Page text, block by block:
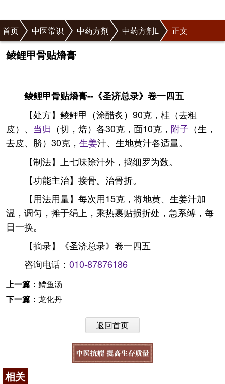
首页 中医常识 中药方剂 中药方剂L 正文
鲮鲤甲骨贴熁膏
鲮鲤甲骨贴熁膏--《圣济总录》卷一四五
【处方】鲮鲤甲（涂醋炙）90克，桂（去粗
皮）、 当归 （切，焙）各30克，面10克， 附子 （生，
去皮、脐）30克， 生姜汁、生地黄汁各适量。
【制法】上七味除汁外，捣细罗为数。
【功能主治】接骨。治骨折。
【用法用量】每次用15克，将地黄、生姜汁加
温，调匀，摊于绢上，乘热裹贴损折处，急系缚，每
日一换。
【摘录】《圣济总录》卷一四五
咨询电话： 010-87876186
上一篇： 鳢鱼汤
下一篇： 龙化丹
返回首页
相关